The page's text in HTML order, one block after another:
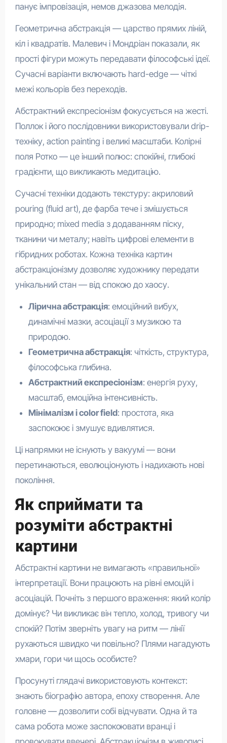
панує імпровізація, немов джазова мелодія.
Геометрична абстракція — царство прямих ліній,
кіл і квадратів. Малевич і Мондріан показали, як
прості фігури можуть передавати філософські ідеї.
Сучасні варіанти включають hard-edge — чіткі
межі кольорів без переходів.
Абстрактний експресіонізм фокусується на жесті.
Поллок і його послідовники використовували drip-
техніку, action painting і великі масштаби. Колірні
поля Ротко — це інший полюс: спокійні, глибокі
градієнти, що викликають медитацію.
Сучасні техніки додають текстуру: акриловий
pouring (fluid art), де фарба тече і змішується
природно; mixed media з додаванням піску,
тканини чи металу; навіть цифрові елементи в
гібридних роботах. Кожна техніка картин
абстракціонізму дозволяє художнику передати
унікальний стан — від спокою до хаосу.
Лірична абстракція: емоційний вибух,
динамічні мазки, асоціації з музикою та
природою.
Геометрична абстракція: чіткість, структура,
філософська глибина.
Абстрактний експресіонізм: енергія руху,
масштаб, емоційна інтенсивність.
Мінімалізм і color field: простота, яка
заспокоює і змушує вдивлятися.
Ці напрямки не існують у вакуумі — вони
перетинаються, еволюціонують і надихають нові
покоління.
Як сприймати та
розуміти абстрактні
картини
Абстрактні картини не вимагають «правильної»
інтерпретації. Вони працюють на рівні емоцій і
асоціацій. Почніть з першого враження: який колір
домінує? Чи викликає він тепло, холод, тривогу чи
спокій? Потім зверніть увагу на ритм — лінії
рухаються швидко чи повільно? Плями нагадують
хмари, гори чи щось особисте?
Просунуті глядачі використовують контекст:
знають біографію автора, епоху створення. Але
головне — дозволити собі відчувати. Одна й та
сама робота може заспокоювати вранці і